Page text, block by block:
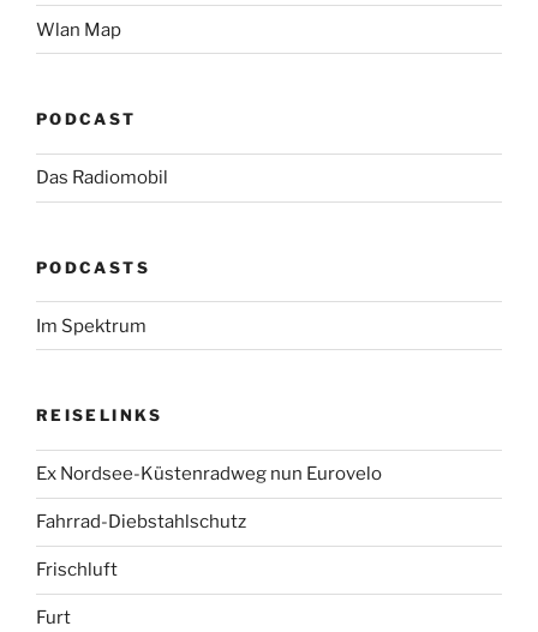
Wlan Map
PODCAST
Das Radiomobil
PODCASTS
Im Spektrum
REISELINKS
Ex Nordsee-Küstenradweg nun Eurovelo
Fahrrad-Diebstahlschutz
Frischluft
Furt